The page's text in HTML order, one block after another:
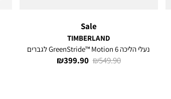
Sale
TIMBERLAND
נעלי הליכה GreenStride™ Motion 6 לגברים
מחיר
399.90 ₪
מחיר
549.90 ₪